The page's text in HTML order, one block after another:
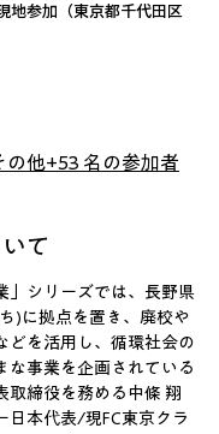
地参加（東京都千代田区
の他+53 名の参加者
て
」シリーズでは、長野県
)に拠点を置き、廃校や
どを活用し、循環社会の
な事業を企画されている
取締役を務める中條 翔
日本代表/現FC東京クラ